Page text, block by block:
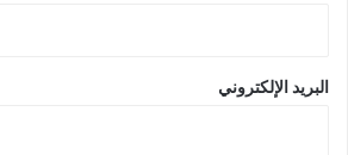
البريد الإلكتروني